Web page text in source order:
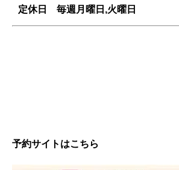
定休日 毎週 月曜日,火曜日
予約サイトはこちら